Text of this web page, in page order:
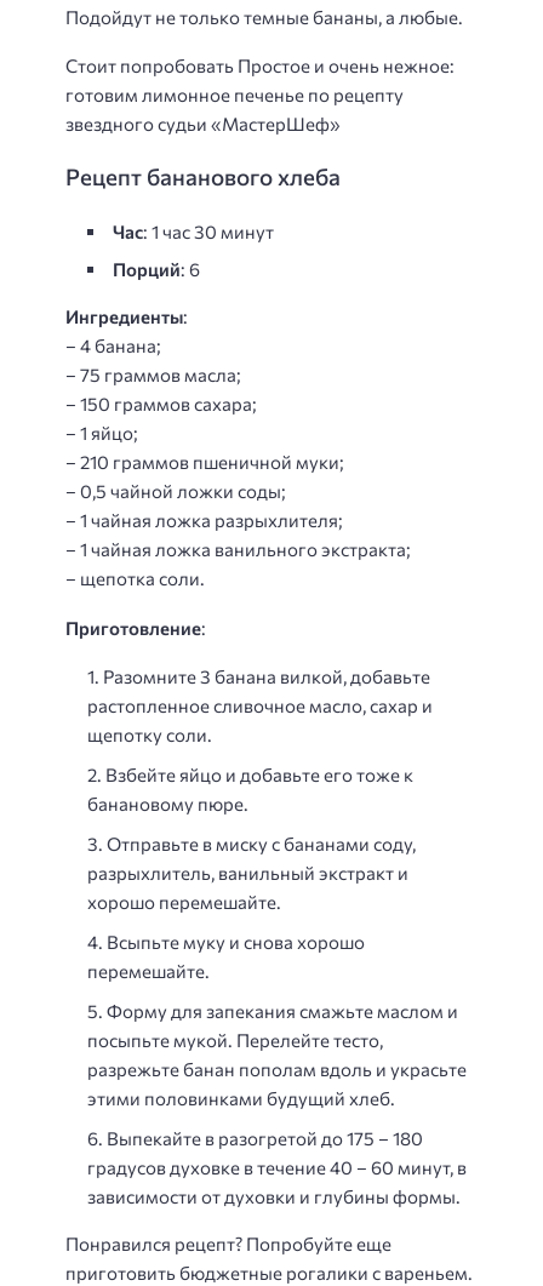
Подойдут не только темные бананы, а любые.
Стоит попробовать Простое и очень нежное:
готовим лимонное печенье по рецепту
звездного судьи «МастерШеф»
Рецепт бананового хлеба
Час: 1 час 30 минут
Порций: 6
Ингредиенты:
– 4 банана;
– 75 граммов масла;
– 150 граммов сахара;
– 1 яйцо;
– 210 граммов пшеничной муки;
– 0,5 чайной ложки соды;
– 1 чайная ложка разрыхлителя;
– 1 чайная ложка ванильного экстракта;
– щепотка соли.
Приготовление:
Разомните 3 банана вилкой, добавьте
растопленное сливочное масло, сахар и
щепотку соли.
Взбейте яйцо и добавьте его тоже к
банановому пюре.
Отправьте в миску с бананами соду,
разрыхлитель, ванильный экстракт и
хорошо перемешайте.
Всыпьте муку и снова хорошо
перемешайте.
Форму для запекания смажьте маслом и
посыпьте мукой. Перелейте тесто,
разрежьте банан пополам вдоль и украсьте
этими половинками будущий хлеб.
Выпекайте в разогретой до 175 – 180
градусов духовке в течение 40 – 60 минут, в
зависимости от духовки и глубины формы.
Понравился рецепт? Попробуйте еще
приготовить бюджетные рогалики с вареньем.